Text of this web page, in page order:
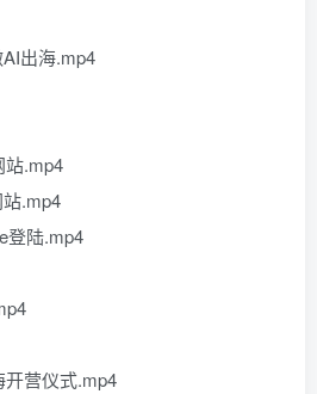
AI出海.mp4
站.mp4
站.mp4
登陆.mp4
开营仪式.mp4